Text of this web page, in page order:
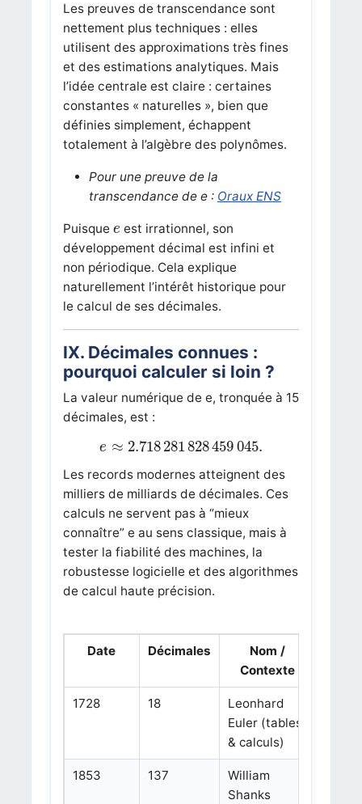
Les preuves de transcendance sont
nettement plus techniques : elles
utilisent des approximations très fines
et des estimations analytiques. Mais
l’idée centrale est claire : certaines
constantes « naturelles », bien que
définies simplement, échappent
totalement à l’algèbre des polynômes.
Pour une preuve de la
transcendance de e: Oraux ENS
Puisque e
e est irrationnel, son
développement décimal est infini et
non périodique. Cela explique
naturellement l’intérêt historique pour
le calcul de ses décimales.
IX. Décimales connues :
pourquoi calculer si loin ?
La valeur numérique de e, tronquée à 15
décimales, est :
e ≈ 2.718281828459045.
e ≈2.718281 828 459045.
Les records modernes atteignent des
milliers de milliards de décimales. Ces
calculs ne servent pas à “mieux
connaître” e au sens classique, mais à
tester la fiabilité des machines, la
robustesse logicielle et des algorithmes
de calcul haute précision.
Date Décimales
Nom /
Contexte
1728 18
Leonhard
Euler (tables
& calculs)
1853 137
William
Shanks